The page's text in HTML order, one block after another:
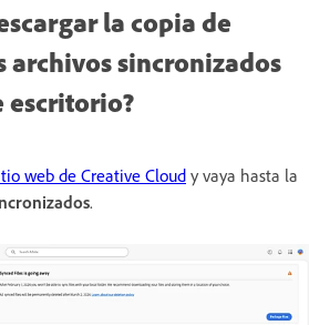
la copia de
archivos sincronizados
escritorio?
web de Creative Cloud y vaya hasta la
.